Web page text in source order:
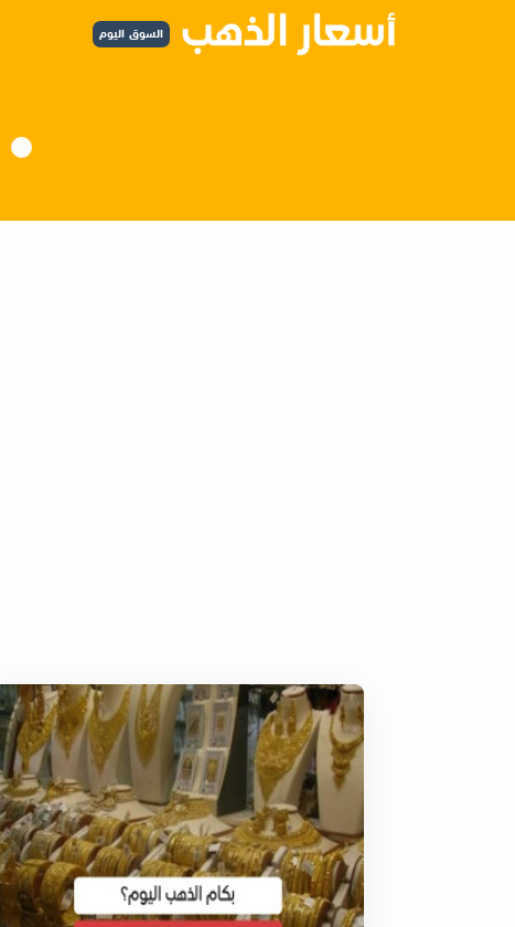
السوق اليوم